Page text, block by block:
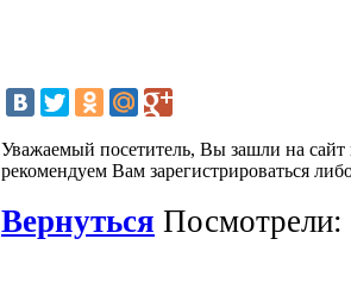
Уважаемый посетитель, Вы зашли на
рекомендуем Вам зарегистрироваться
Вернуться Посмотрели: